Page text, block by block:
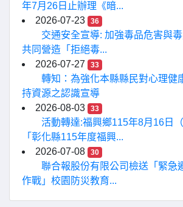
年7月26日止辦理《暗...
2026-07-23
36
交通安全宣導: 加強毒品危害與
共同營造「拒絕毒...
2026-07-27
33
轉知：為強化本縣縣民對心理健
持資源之認識宣導
2026-08-03
33
活動轉達:福興鄉115年8月16日
「彰化縣115年度福興...
2026-07-08
30
聯合報股份有限公司檢送「緊急
作戰」校園防災教育...